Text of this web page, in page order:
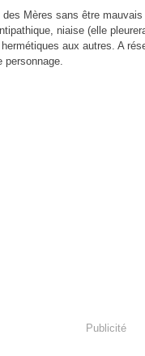
Mères sans être
niaise (elle
aux autres. A
personnage.
Publicité